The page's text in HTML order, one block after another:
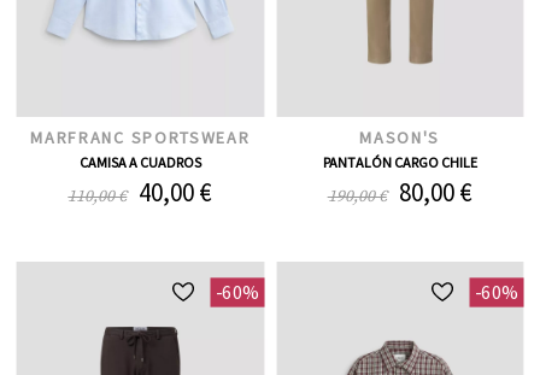
MARFRANC SPORTSWEAR
CAMISA A CUADROS
110,00 € 40,00 €
MASON'S
PANTALÓN CARGO CHILE
190,00 € 80,00 €
-60% -60%